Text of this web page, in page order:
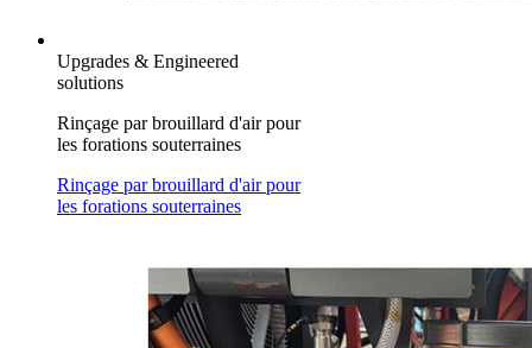
Upgrades & Engineered
solutions
Rinçage par brouillard d'air pour
les forations souterraines
Rinçage par brouillard d'air pour
les forations souterraines